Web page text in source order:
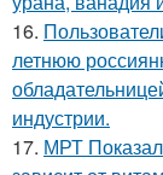
16.
летнюю
индустрии.
17. МРТ